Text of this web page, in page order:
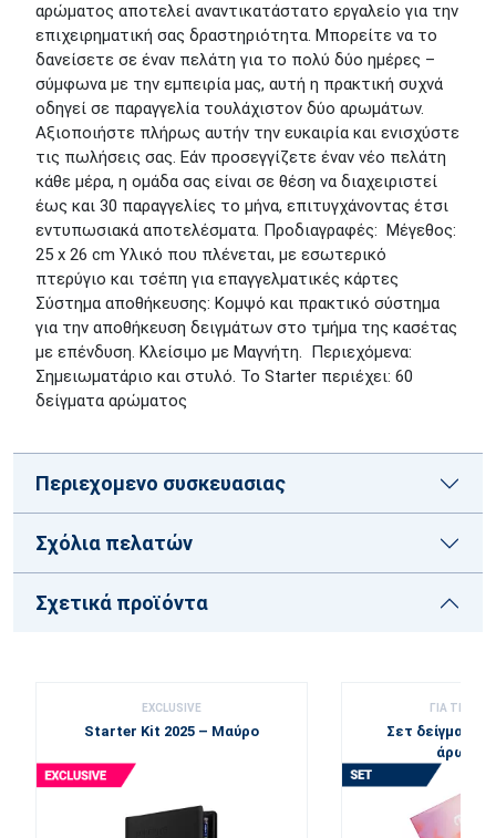
αρώματος αποτελεί αναντικατάστατο εργαλείο για την
επιχειρηματική σας δραστηριότητα. Μπορείτε να το
δανείσετε σε έναν πελάτη για το πολύ δύο ημέρες –
σύμφωνα με την εμπειρία μας, αυτή η πρακτική συχνά
οδηγεί σε παραγγελία τουλάχιστον δύο αρωμάτων.
Αξιοποιήστε πλήρως αυτήν την ευκαιρία και ενισχύστε
τις πωλήσεις σας. Εάν προσεγγίζετε έναν νέο πελάτη
κάθε μέρα, η ομάδα σας είναι σε θέση να διαχειριστεί
έως και 30 παραγγελίες το μήνα, επιτυγχάνοντας έτσι
εντυπωσιακά αποτελέσματα. Προδιαγραφές: Μέγεθος:
25 x 26 cm Υλικό που πλένεται, με εσωτερικό
πτερύγιο και τσέπη για επαγγελματικές κάρτες
Σύστημα αποθήκευσης: Κομψό και πρακτικό σύστημα
για την αποθήκευση δειγμάτων στο τμήμα της κασέτας
με επένδυση. Κλείσιμο με Μαγνήτη. Περιεχόμενα:
Σημειωματάριο και στυλό. Το Starter περιέχει: 60
δείγματα αρώματος
Περιεχομενο συσκευασιας
Σχόλια πελατών
Σχετικά προϊόντα
EXCLUSIVE
Starter Kit 2025 – Μαύρο
ΓΙΑ ΤΙΣ
Σετ δείγματα
άρωμα